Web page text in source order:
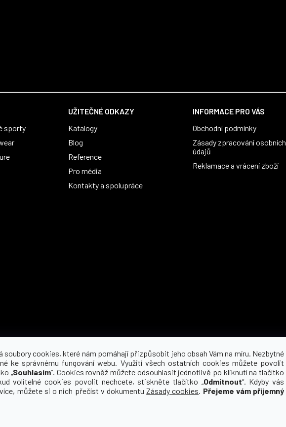
soubory cookies, které nám pomáhají přizpůsobit jeho obsah Vám na míru. Nezbytné
ke správnému fungování webu. Využití všech ostatních cookies můžete povolit
„Souhlasím“. Cookies rovněž můžete odsouhlasit jednotlivě po kliknutí na tlačítko
volitelné cookies povolit nechcete, stiskněte tlačítko „Odmítnout“. Kdyby vás
můžete si o nich přečíst v dokumentuZásady cookies. Přejeme vám příjemný
sporty
UŽITEČNÉ ODKAZY
Katalogy
Blog
Reference
Pro média
Kontakty a spolupráce
INFORMACE PRO VÁS
Obchodní podmínky
Zásady zpracování osobních
údajů
Reklamace a vrácení zboží